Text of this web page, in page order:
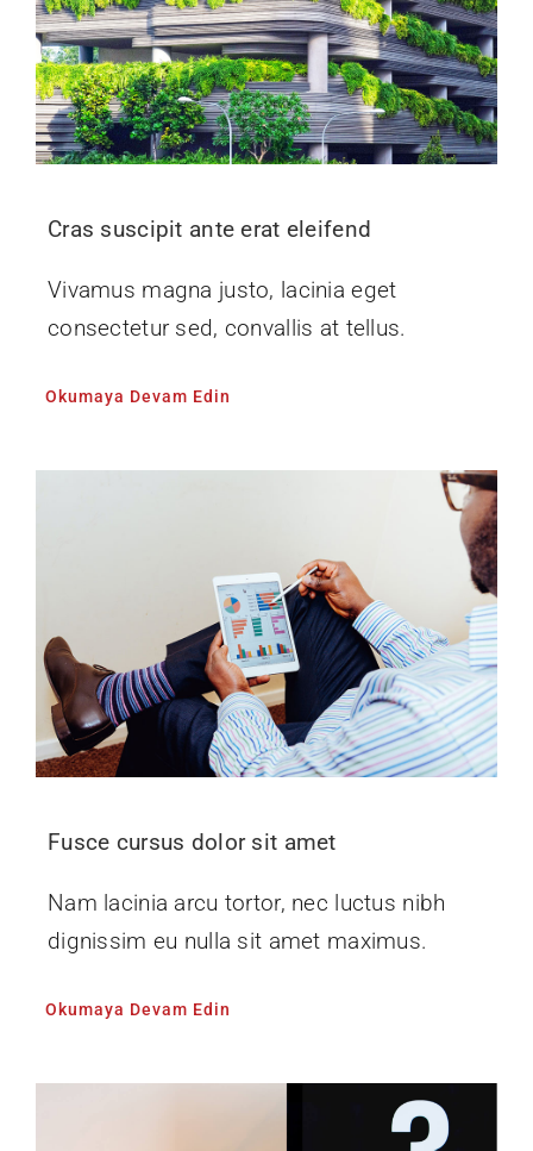
Cras suscipit ante erat eleifend
Vivamus magna justo, lacinia eget
consectetur sed, convallis at tellus.
Okumaya Devam Edin
Fusce cursus dolor sit amet
Nam lacinia arcu tortor, nec luctus nibh
dignissim eu nulla sit amet maximus.
Okumaya Devam Edin